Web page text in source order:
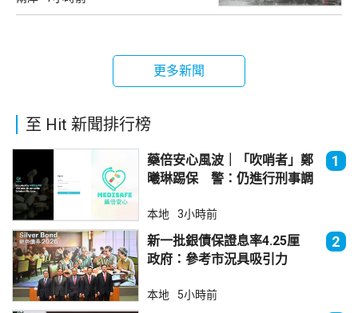
更多新聞
至 Hit 新聞排行榜
藥倍安心風波｜「吹哨者」鄭
曦琳踢保 警：仍進行刑事調
1
本地 3小時前
新一批銀債保證息率4.25厘
政府：參考市況具吸引力
2
本地 5小時前